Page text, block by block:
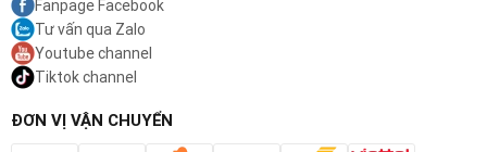
Fanpage Facebook
Tư vấn qua Zalo
Youtube channel
Tiktok channel
ĐƠN VỊ VẬN CHUYỂN